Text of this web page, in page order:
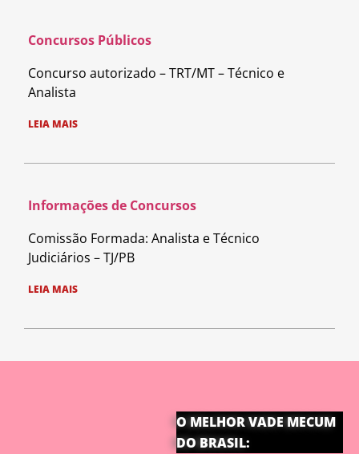
Concursos Públicos
Concurso autorizado – TRT/MT – Técnico e
Analista
LEIA MAIS
Informações de Concursos
Comissão Formada: Analista e Técnico
Judiciários – TJ/PB
LEIA MAIS
O MELHOR VADE MECUM
DO BRASIL: